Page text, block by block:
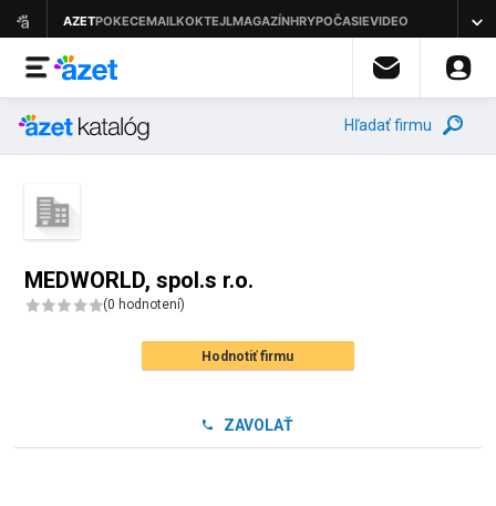
Hľadať firmu
MEDWORLD, spol.s r.o.
(0 hodnotení)
Hodnotiť firmu
ZAVOLAŤ